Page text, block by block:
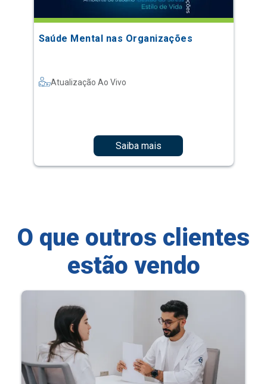
Saúde Mental nas Organizações
Atualização Ao Vivo
Saiba mais
O que outros clientes
estão vendo